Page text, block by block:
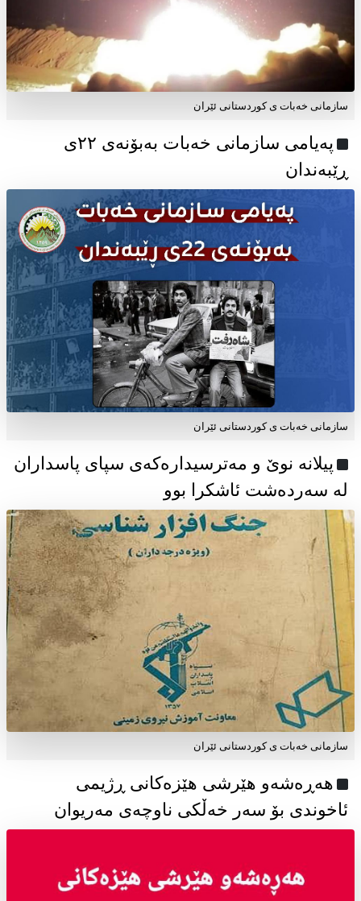
سازمانی خەبات ی کوردستانی ئێران
پەیامی سازمانی خەبات بەبۆنەی ۲۲ی
ڕێبەندان
سازمانی خەبات ی كوردستانی ئێران
پیلانە نوێ و مەترسیدارەکەی سپای پاسداران
لە سەردەشت ئاشکرا بوو
سازمانی خەبات ی كوردستانی ئێران
هەڕەشەو هێرشی هێزەکانی ڕژیمی
ئاخوندی بۆ سەر خەڵکی ناوچەی مەریوان